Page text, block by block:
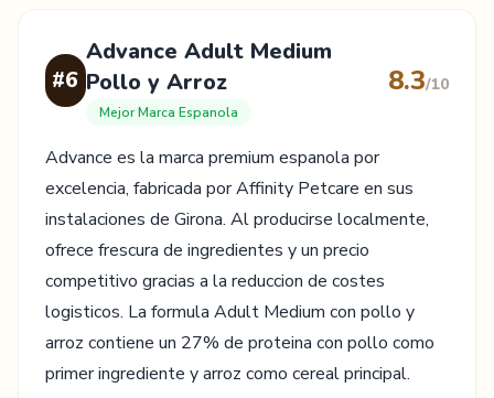
#6
Advance Adult Medium
Pollo y Arroz
Mejor Marca Espanola
8.3/10
Advance es la marca premium espanola por
excelencia, fabricada por Affinity Petcare en sus
instalaciones de Girona. Al producirse localmente,
ofrece frescura de ingredientes y un precio
competitivo gracias a la reduccion de costes
logisticos. La formula Adult Medium con pollo y
arroz contiene un 27% de proteina con pollo como
primer ingrediente y arroz como cereal principal.